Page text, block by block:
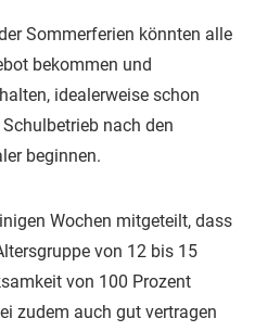
Sommerferien könnten alle
bekommen und
idealerweise schon
nach den
beginnen.
Wochen mitgeteilt, dass
von 12 bis 15
von 100 Prozent
zudem auch gut vertragen